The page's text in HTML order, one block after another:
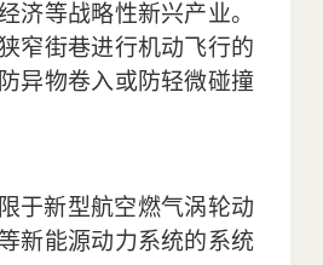
济等战略性新兴产业。
窄街巷进行机动飞行的
异物卷入或防轻微碰撞
于新型航空燃气涡轮动
新能源动力系统的系统